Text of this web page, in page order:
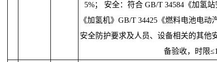
5%； 安全：符合 GB/T 34584《加氢
《加氢机》GB/T 34425《燃料电池电
安全防护要求及人员、设备相关的其他
备验收，时限